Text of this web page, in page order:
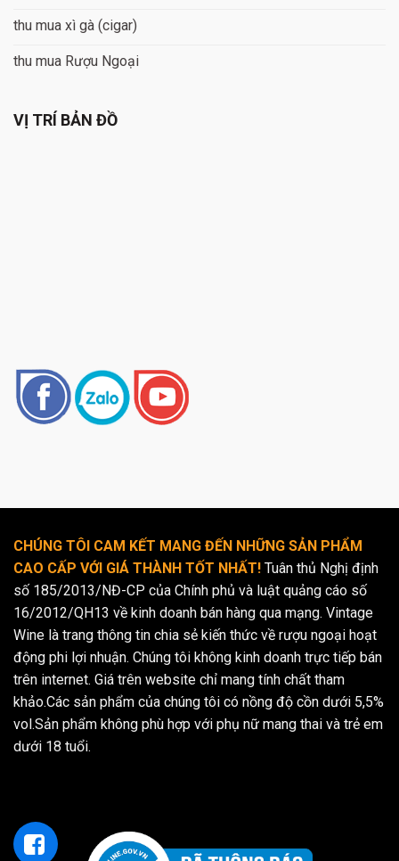
thu mua xì gà (cigar)
thu mua Rượu Ngoại
VỊ TRÍ BẢN ĐỒ
CHÚNG TÔI CAM KẾT MANG ĐẾN NHỮNG SẢN PHẨM
CAO CẤP VỚI GIÁ THÀNH TỐT NHẤT! Tuân thủ Nghị định
số 185/2013/NĐ-CP của Chính phủ và luật quảng cáo số
16/2012/QH13 về kinh doanh bán hàng qua mạng. Vintage
Wine là trang thông tin chia sẻ kiến thức về rượu ngoại hoạt
động phi lợi nhuận. Chúng tôi không kinh doanh trực tiếp bán
trên internet. Giá trên website chỉ mang tính chất tham
khảo.Các sản phẩm của chúng tôi có nồng độ cồn dưới 5,5%
vol.Sản phẩm không phù hợp với phụ nữ mang thai và trẻ em
dưới 18 tuổi.